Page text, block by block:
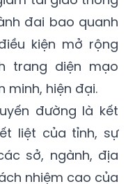
đai bao quanh
kiện mở rộng
trang diện mạo
minh, hiện đại.
đường là kết
liệt của tỉnh, sự
sở, ngành, địa
nhiệm cao của